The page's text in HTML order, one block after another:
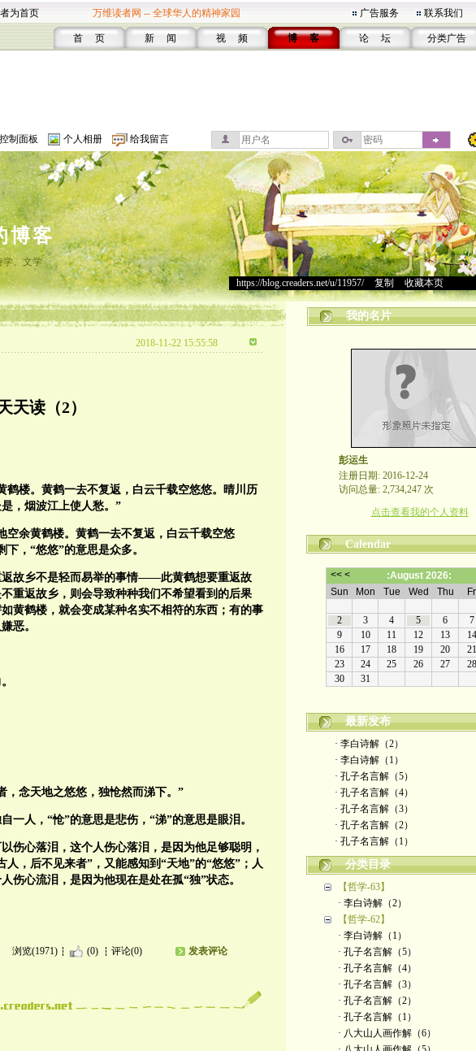
为首页 万维读者网 -- 全球华人的精神家园 广告服务 联系我们
首 页 新 闻 视 频 博 客 论 坛 分类广告
控制面板 个人相册 给我留言
博客
学、文学
https://blog.creaders.net/u/11957/> 复制 收藏本页
2018-11-22 15:55:58
天读（2）
鹤楼。黄鹤一去不复返，白云千载空悠悠。晴川历
，烟波江上使人愁。”
空余黄鹤楼。黄鹤一去不复返，白云千载空悠
，“悠悠”的意思是众多。
返故乡不是轻而易举的事情——此黄鹤想要重返故
重返故乡，则会导致种种我们不希望看到的后果
黄鹤楼，就会变成某种名实不相符的东西；有的事
恶。
，念天地之悠悠，独怆然而涕下。”
一人，“怆”的意思是悲伤，“涕”的意思是眼泪。
伤心落泪，这个人伤心落泪，是因为他足够聪明，
，后不见来者”，又能感知到“天地”的“悠悠”；人
心流泪，是因为他现在是处在孤“独”状态。
浏览(1971) (0) 评论(0) 发表评论
我的名片
彭运生
注册日期: 2016-12-24
访问总量: 2,734,247 次
点击查看我的个人资料
Calendar
最新发布
· 李白诗解（2）
· 李白诗解（1）
· 孔子名言解（5）
· 孔子名言解（4）
· 孔子名言解（3）
· 孔子名言解（2）
· 孔子名言解（1）
分类目录
【哲学-63】
· 李白诗解（2）
【哲学-62】
· 李白诗解（1）
· 孔子名言解（5）
· 孔子名言解（4）
· 孔子名言解（3）
· 孔子名言解（2）
· 孔子名言解（1）
· 八大山人画作解（6）